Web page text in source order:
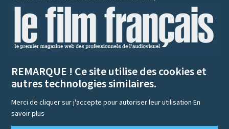
REMARQUE ! Ce site utilise des cookies et
autres technologies similaires.
Merci de cliquer sur j'accepte pour autoriser leur utilisationEn
savoir plus